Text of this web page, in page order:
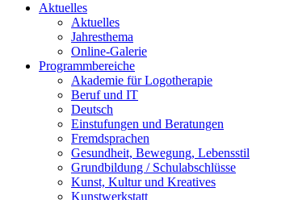
Aktuelles
Aktuelles
Jahresthema
Online-Galerie
Programmbereiche
Akademie für Logotherapie
Beruf und IT
Deutsch
Einstufungen und Beratungen
Fremdsprachen
Gesundheit, Bewegung, Lebensstil
Grundbildung / Schulabschlüsse
Kunst, Kultur und Kreatives
Kunstwerkstatt